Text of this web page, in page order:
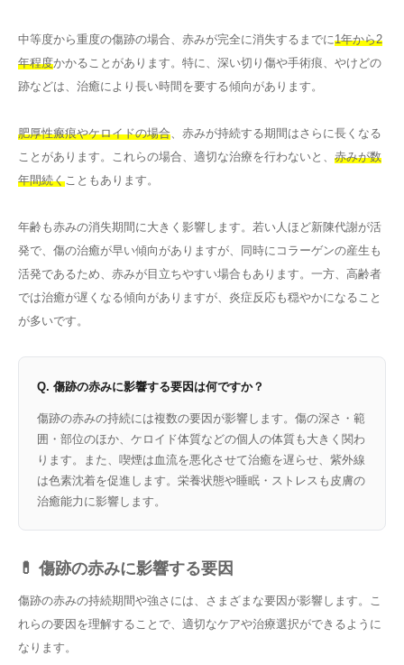
中等度から重度の傷跡の場合、赤みが完全に消失するまでに1年から2
年程度かかることがあります。特に、深い切り傷や手術痕、やけどの
跡などは、治癒により長い時間を要する傾向があります。
肥厚性瘢痕やケロイドの場合、赤みが持続する期間はさらに長くなる
ことがあります。これらの場合、適切な治療を行わないと、 赤みが数
年間続くこともあります。
年齢も赤みの消失期間に大きく影響します。若い人ほど新陳代謝が活
発で、傷の治癒が早い傾向がありますが、同時にコラーゲンの産生も
活発であるため、赤みが目立ちやすい場合もあります。一方、高齢者
では治癒が遅くなる傾向がありますが、炎症反応も穏やかになること
が多いです。
Q. 傷跡の赤みに影響する要因は何ですか？
傷跡の赤みの持続には複数の要因が影響します。傷の深さ・範
囲・部位のほか、ケロイド体質などの個人の体質も大きく関わ
ります。また、喫煙は血流を悪化させて治癒を遅らせ、紫外線
は色素沈着を促進します。栄養状態や睡眠・ストレスも皮膚の
治癒能力に影響します。
💊 傷跡の赤みに影響する要因
傷跡の赤みの持続期間や強さには、さまざまな要因が影響します。こ
れらの要因を理解することで、適切なケアや治療選択ができるように
なります。